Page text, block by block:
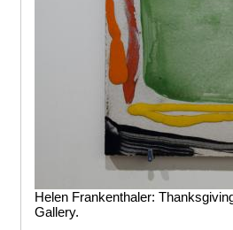
Helen Frankenthaler:
Gallery.